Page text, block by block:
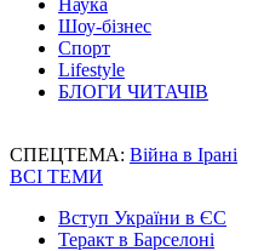
Наука
Шоу-бізнес
Спорт
Lifestyle
БЛОГИ ЧИТАЧІВ
СПЕЦТЕМА: Війна в Ірані
ВСІ ТЕМИ
Вступ України в ЄС
Теракт в Барселоні